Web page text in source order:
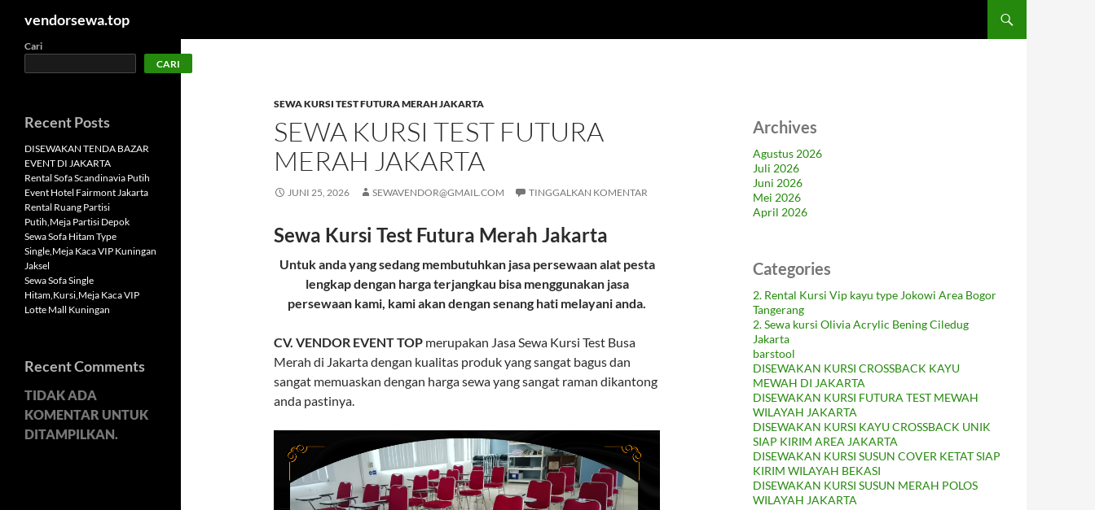
Langsung
vendorsewa.top
SEWA KURSI TEST FUTURA MERAH JAKARTA
SEWA KURSI TEST FUTURA
MERAH JAKARTA
JUNI 25, 2026 SEWAVENDOR@GMAIL.COM TINGGALKAN KOMENTAR
Sewa Kursi Test Futura Merah Jakarta
Untuk anda yang sedang membutuhkan jasa persewaan alat pesta
lengkap dengan harga terjangkau bisa menggunakan jasa
persewaan kami, kami akan dengan senang hati melayani anda.
CV. VENDOR EVENT TOP merupakan Jasa Sewa Kursi Test Busa
Merah di Jakarta dengan kualitas produk yang sangat bagus dan
sangat memuaskan dengan harga sewa yang sangat raman dikantong
anda pastinya.
Archives
Agustus 2026
Juli 2026
Juni 2026
Mei 2026
April 2026
Categories
2. Rental Kursi Vip kayu type Jokowi Area Bogor
Tangerang
2. Sewa kursi Olivia Acrylic Bening Ciledug
Jakarta
barstool
DISEWAKAN KURSI CROSSBACK KAYU
MEWAH DI JAKARTA
DISEWAKAN KURSI FUTURA TEST MEWAH
WILAYAH JAKARTA
DISEWAKAN KURSI KAYU CROSSBACK UNIK
SIAP KIRIM AREA JAKARTA
DISEWAKAN KURSI SUSUN COVER KETAT SIAP
KIRIM WILAYAH BEKASI
DISEWAKAN KURSI SUSUN MERAH POLOS
WILAYAH JAKARTA
Cari
CARI
Recent Posts
DISEWAKAN TENDA BAZAR
EVENT DI JAKARTA
Rental Sofa Scandinavia Putih
Event Hotel Fairmont Jakarta
Rental Ruang Partisi
Putih,Meja Partisi Depok
Sewa Sofa Hitam Type
Single,Meja Kaca VIP Kuningan
Jaksel
Sewa Sofa Single
Hitam,Kursi,Meja Kaca VIP
Lotte Mall Kuningan
Recent Comments
TIDAK ADA
KOMENTAR UNTUK
DITAMPILKAN.